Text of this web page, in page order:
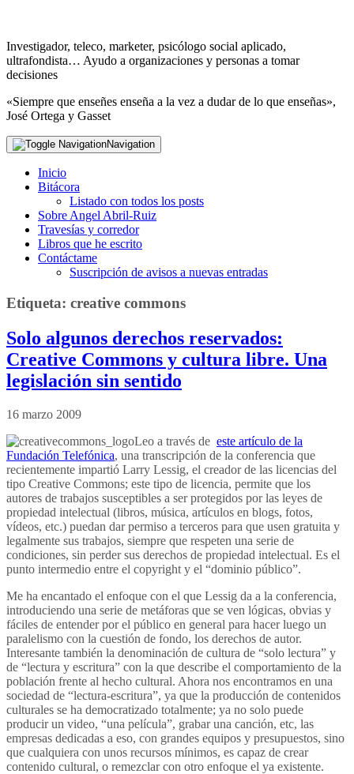
Investigador, teleco, marketer, psicólogo social aplicado,
ultrafondista… Ayudo a organizaciones y personas a tomar
decisiones
«Siempre que enseñes enseña a la vez a dudar de lo que enseñas»,
José Ortega y Gasset
Navigation
Inicio
Bitácora
Listado con todos los posts
Sobre Angel Abril-Ruiz
Travesías y corredor
Libros que he escrito
Contáctame
Suscripción de avisos a nuevas entradas
Etiqueta: creative commons
Solo algunos derechos reservados:
Creative Commons y cultura libre. Una
legislación sin sentido
16 marzo 2009
Leo a través de este artículo de la
Fundación Telefónica, una transcripción de la conferencia que
recientemente impartió Larry Lessig, el creador de las licencias del
tipo Creative Commons; este tipo de licencia, permite que los
autores de trabajos susceptibles a ser protegidos por las leyes de
propiedad intelectual (libros, música, artículos en blogs, fotos,
vídeos, etc.) puedan dar permiso a terceros para que usen gratuita y
legalmente sus trabajos, siempre que respeten una serie de
condiciones, sin perder sus derechos de propiedad intelectual. Es el
punto intermedio entre el copyright y el “dominio público”.
Me ha encantado el enfoque con el que Lessig da a la conferencia,
introduciendo una serie de metáforas que se ven lógicas, obvias y
fáciles de entender por el público en general para hacer luego un
paralelismo con la cuestión de fondo, los derechos de autor.
Interesante también la denominación de cultura de “solo lectura” y
de “lectura y escritura” con la que describe el comportamiento de la
población frente al hecho cultural. Ahora nos encontramos en una
sociedad de “lectura-escritura”, ya que la producción de contenidos
culturales se ha democratizado totalmente; ya no solo puede
producir un video, “una película”, grabar una canción, etc, las
empresas dedicadas a eso, con grandes equipos y presupuestos, sino
que cualquiera con unos recursos mínimos, es capaz de crear
contenido cultural, o remezclar con otro enfoque el ya existente.